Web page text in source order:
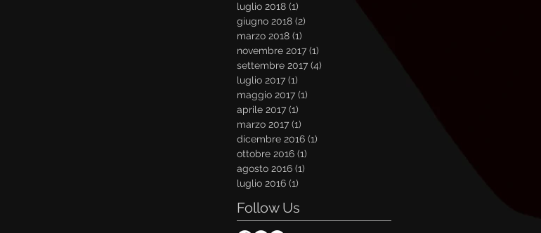
luglio 2018 (1)
giugno 2018 (2)
marzo 2018 (1)
novembre 2017 (1)
settembre 2017 (4)
luglio 2017 (1)
maggio 2017 (1)
aprile 2017 (1)
marzo 2017 (1)
dicembre 2016 (1)
ottobre 2016 (1)
agosto 2016 (1)
luglio 2016 (1)
Follow Us